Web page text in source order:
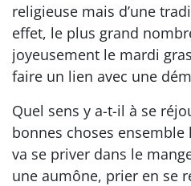
religieuse mais d’une
effet, le plus grand
joyeusement le mardi
faire un lien avec une
Quel sens y a-t-il à se
bonnes choses
va se priver dans le
une aumône, prier en se